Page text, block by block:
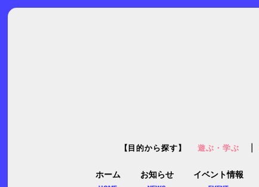
ホーム お知らせ イベント情報
【目的から探す】 遊ぶ・学ぶ